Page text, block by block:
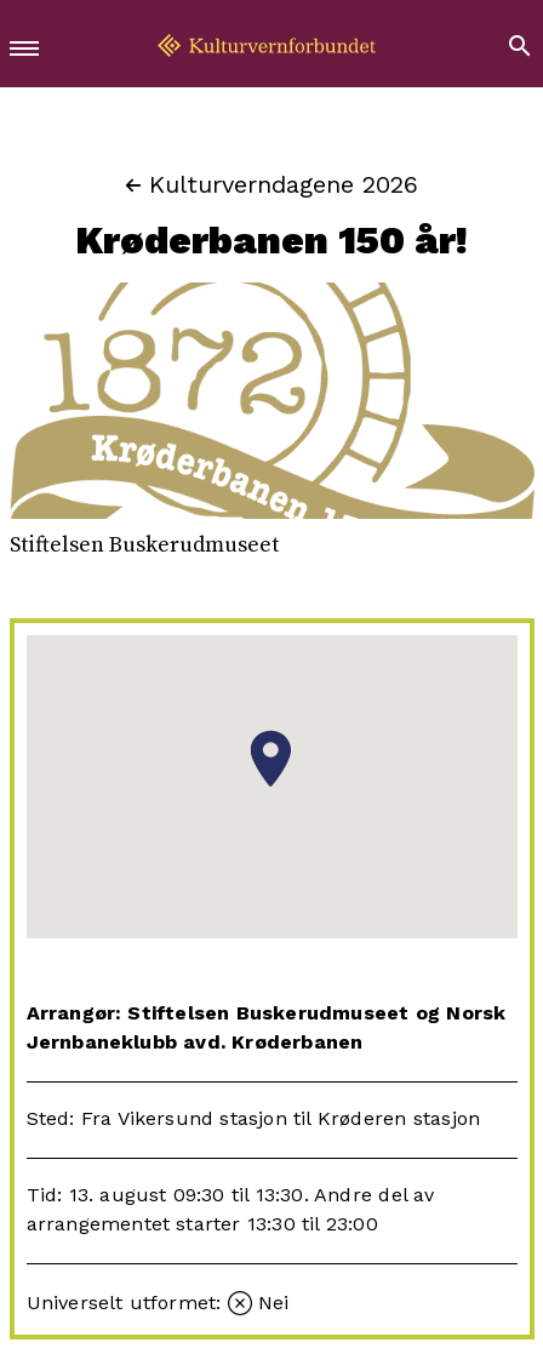
Kulturverndagene 2026
Krøderbanen 150 år!
Stiftelsen Buskerudmuseet
Arrangør: Stiftelsen Buskerudmuseet og Norsk
Jernbaneklubb avd. Krøderbanen
Sted: Fra Vikersund stasjon til Krøderen stasjon
Tid: 13. august 09:30 til 13:30. Andre del av
arrangementet starter 13:30 til 23:00
Universelt utformet: Nei